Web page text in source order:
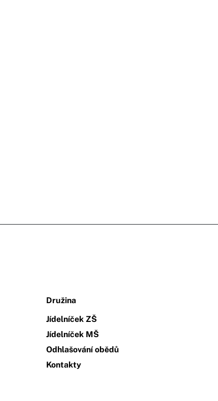
Družina
Jídelníček ZŠ
Jídelníček MŠ
Odhlašování obědů
Kontakty